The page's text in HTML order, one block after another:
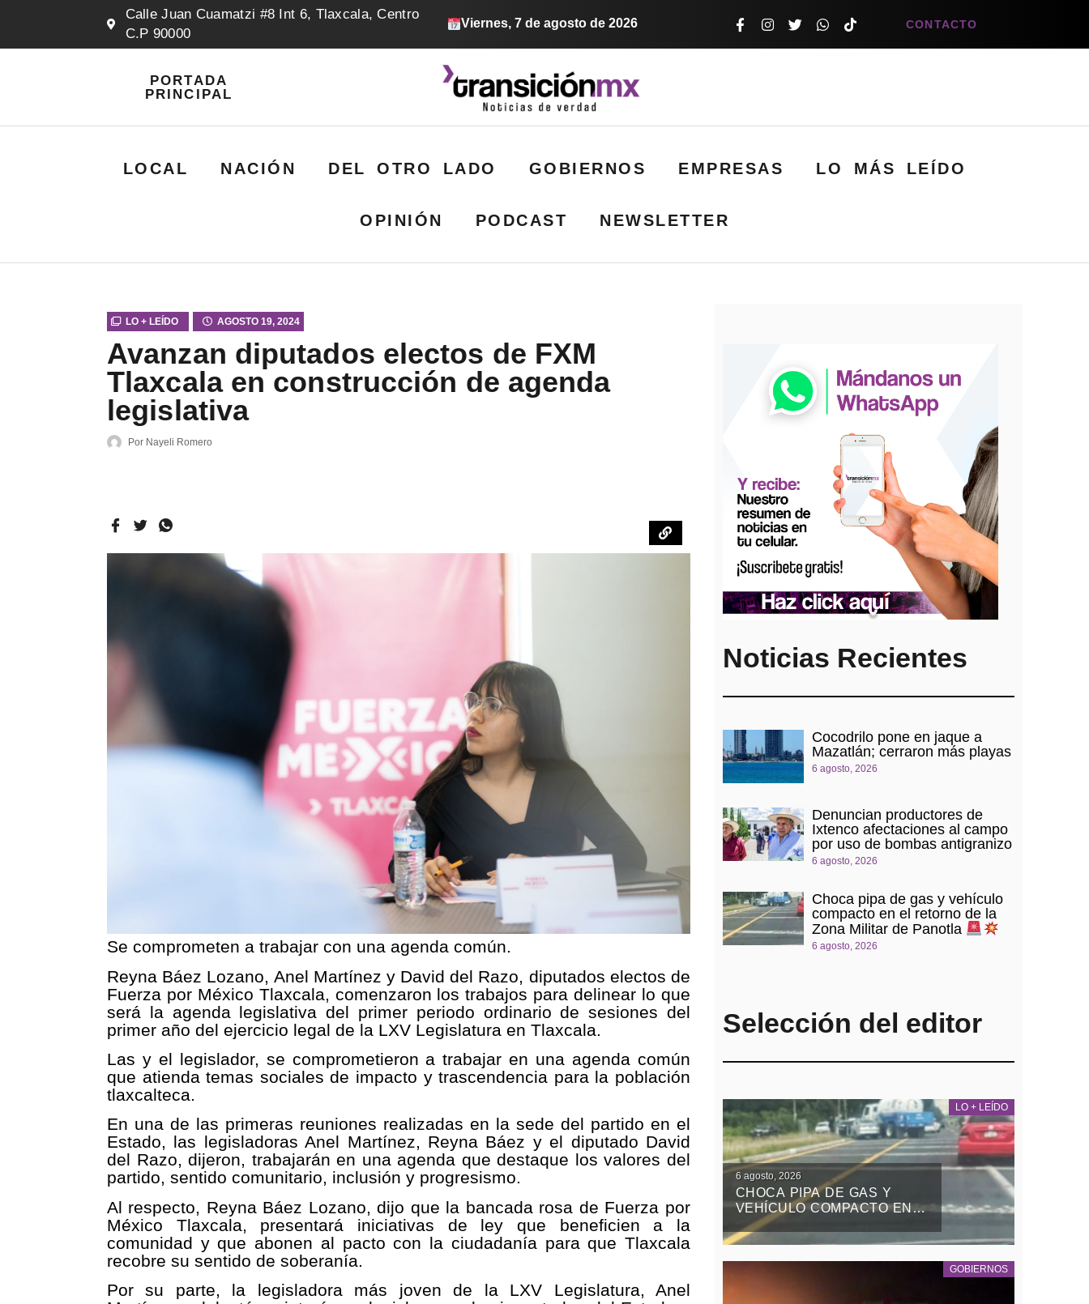
Calle Juan Cuamatzi #8 Int 6, Tlaxcala, Centro
C.P 90000
Viernes, 7 de agosto de 2026 CONTACTO
PORTADA
PRINCIPAL
LOCAL NACIÓN DEL OTRO LADO GOBIERNOS EMPRESAS LO MÁS LEÍDO
OPINIÓN PODCAST NEWSLETTER
LO + LEÍDO AGOSTO 19, 2024
Avanzan diputados electos de FXM
Tlaxcala en construcción de agenda
legislativa
Por Nayeli Romero
Se comprometen a trabajar con una agenda común.
Reyna Báez Lozano, Anel Martínez y David del Razo, diputados electos de
Fuerza por México Tlaxcala, comenzaron los trabajos para delinear lo que
será la agenda legislativa del primer periodo ordinario de sesiones del
primer año del ejercicio legal de la LXV Legislatura en Tlaxcala.
Las y el legislador, se comprometieron a trabajar en una agenda común
que atienda temas sociales de impacto y trascendencia para la población
tlaxcalteca.
En una de las primeras reuniones realizadas en la sede del partido en el
Estado, las legisladoras Anel Martínez, Reyna Báez y el diputado David
del Razo, dijeron, trabajarán en una agenda que destaque los valores del
partido, sentido comunitario, inclusión y progresismo.
Al respecto, Reyna Báez Lozano, dijo que la bancada rosa de Fuerza por
México Tlaxcala, presentará iniciativas de ley que beneficien a la
comunidad y que abonen al pacto con la ciudadanía para que Tlaxcala
recobre su sentido de soberanía.
Por su parte, la legisladora más joven de la LXV Legislatura, Anel
Noticias Recientes
Cocodrilo pone en jaque a
Mazatlán; cerraron más playas
6 agosto, 2026
Denuncian productores de
Ixtenco afectaciones al campo
por uso de bombas antigranizo
6 agosto, 2026
Choca pipa de gas y vehículo
compacto en el retorno de la
Zona Militar de Panotla
6 agosto, 2026
Selección del editor
LO + LEÍDO
6 agosto, 2026
CHOCA PIPA DE GAS Y
VEHÍCULO COMPACTO EN
EL RETORNO DE LA ZONA
MILITAR DE PANOTLA
GOBIERNOS